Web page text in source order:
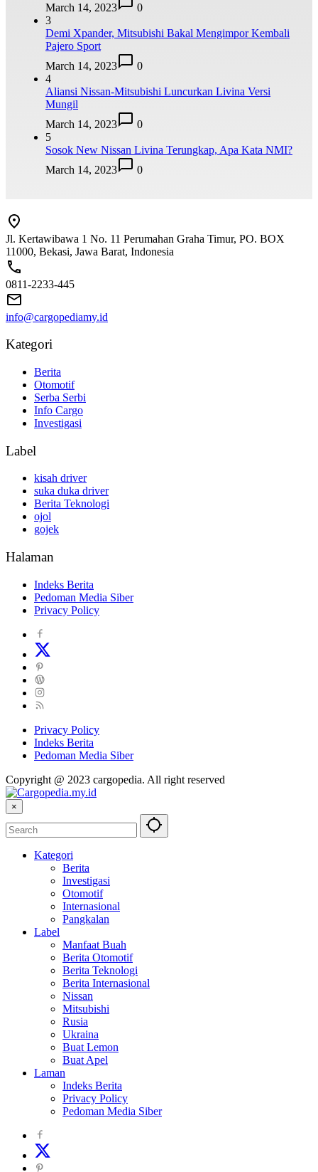
March 14, 2023
0
3
Demi Xpander, Mitsubishi Bakal Mengimpor Kembali
Pajero Sport
March 14, 2023
0
4
Aliansi Nissan-Mitsubishi Luncurkan Livina Versi
Mungil
March 14, 2023
0
5
Sosok New Nissan Livina Terungkap, Apa Kata NMI?
March 14, 2023
0
Jl. Kertawibawa 1 No. 11 Perumahan Graha Timur, PO. BOX
11000, Bekasi, Jawa Barat, Indonesia
0811-2233-445
info@cargopediamy.id
Kategori
Berita
Otomotif
Serba Serbi
Info Cargo
Investigasi
Label
kisah driver
suka duka driver
Berita Teknologi
ojol
gojek
Halaman
Indeks Berita
Pedoman Media Siber
Privacy Policy
Privacy Policy
Indeks Berita
Pedoman Media Siber
Copyright @ 2023 cargopedia. All right reserved
×
Kategori
Berita
Investigasi
Otomotif
Internasional
Pangkalan
Label
Manfaat Buah
Berita Otomotif
Berita Teknologi
Berita Internasional
Nissan
Mitsubishi
Rusia
Ukraina
Buat Lemon
Buat Apel
Laman
Indeks Berita
Privacy Policy
Pedoman Media Siber